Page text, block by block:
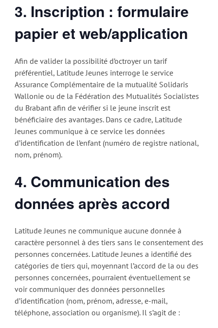
3. Inscription : formulaire
papier et web/application
Afin de valider la possibilité d’octroyer un tarif
préférentiel, Latitude Jeunes interroge le service
Assurance Complémentaire de la mutualité Solidaris
Wallonie ou de la Fédération des Mutualités Socialistes
du Brabant afin de vérifier si le jeune inscrit est
bénéficiaire des avantages. Dans ce cadre, Latitude
Jeunes communique à ce service les données
d’identification de l’enfant (numéro de registre national,
nom, prénom).
4. Communication des
données après accord
Latitude Jeunes ne communique aucune donnée à
caractère personnel à des tiers sans le consentement des
personnes concernées. Latitude Jeunes a identifié des
catégories de tiers qui, moyennant l’accord de la ou des
personnes concernées, pourraient éventuellement se
voir communiquer des données personnelles
d’identification (nom, prénom, adresse, e-mail,
téléphone, association ou organisme). Il s’agit de :